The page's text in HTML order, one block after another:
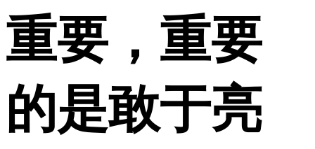
重要，重要
的是敢于亮